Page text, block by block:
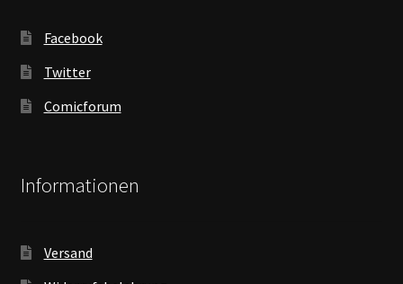
Facebook
Twitter
Comicforum
Informationen
Versand